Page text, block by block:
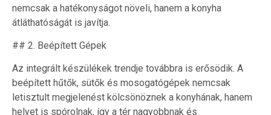
nemcsak a hatékonyságot növeli, hanem a konyha
átláthatóságát is javítja.
## 2. Beépített Gépek
Az integrált készülékek trendje továbbra is erősödik. A
beépített hűtők, sütők és mosogatógépek nemcsak
letisztult megjelenést kölcsönöznek a konyhának, hanem
helyet is spórolnak, így a tér nagyobbnak és